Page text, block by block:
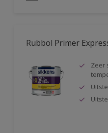
Rubbol Primer
Zeer